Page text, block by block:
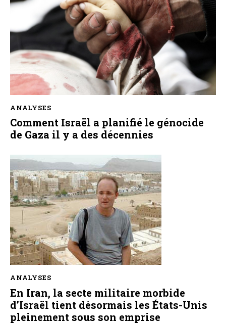
ANALYSES
Comment Israël a planifié le génocide
de Gaza il y a des décennies
ANALYSES
En Iran, la secte militaire morbide
d’Israël tient désormais les États-Unis
pleinement sous son emprise